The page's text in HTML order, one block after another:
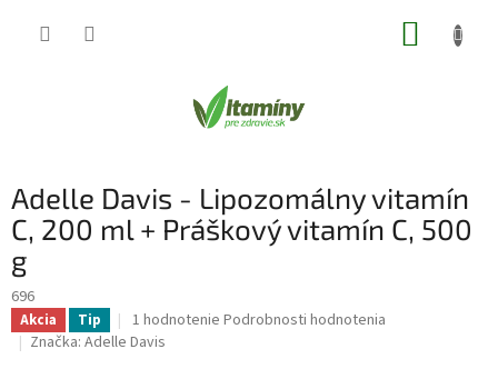
Adelle Davis - Lipozomálny vitamín
C, 200 ml + Práškový vitamín C, 500
g
696
Akcia Tip
Priemerné
hodnotenie
1 hodnotenie Podrobnosti hodnotenia
Značka: Adelle Davis